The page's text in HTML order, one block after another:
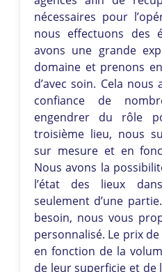
nécessaires pour
nous effectuons des
avons une grande
domaine et prenons
d’avec soin. Cela
confiance de
engendrer du rôle
troisième lieu, nous
sur mesure et en
Nous avons la
l’état des lieux
seulement d’une
besoin, nous vous
personnalisé. Le prix
en fonction de la
de leur superficie et de